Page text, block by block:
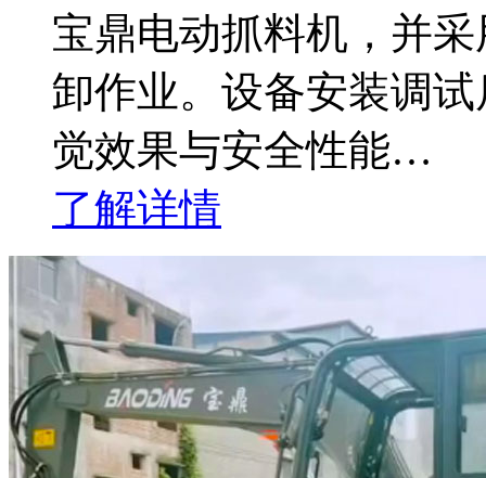
宝鼎电动抓料机，并
卸作业。设备安装调
觉效果与安全性能…
了解详情